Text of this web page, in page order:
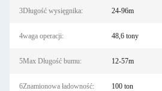
3Długość wysięgnika: 24-96m
4waga operacji: 48,6 tony
5Max Długość bumu: 12-57m
6Znamionowa ładowność: 100 ton